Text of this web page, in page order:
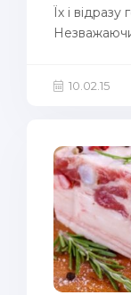
Їх і
10.02.15